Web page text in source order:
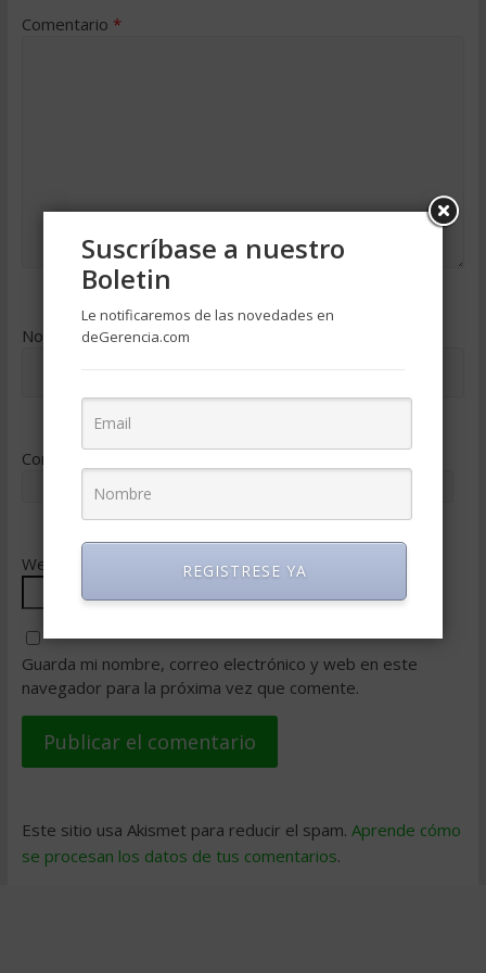
Comentario *
Nombre*
Correo electrónico
Web
Guarda mi nombre, correo electrónico y web en este
navegador para la próxima vez que comente.
Este sitio usa Akismet para reducir el spam. Aprende cómo
se procesan los datos de tus comentarios.
Suscríbase a nuestro
Boletin
Le notificaremos de las novedades en
deGerencia.com
REGISTRESE YA